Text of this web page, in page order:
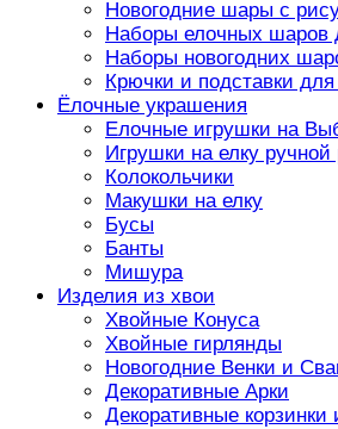
Новогодние шары с
Наборы елочных шаров
Наборы новогодних
Крючки и подставки
Ёлочные украшения
Елочные игрушки на
Игрушки на елку ручной
Колокольчики
Макушки на елку
Бусы
Банты
Мишура
Изделия из хвои
Хвойные Конуса
Хвойные гирлянды
Новогодние Венки и
Декоративные Арки
Декоративные корзинки